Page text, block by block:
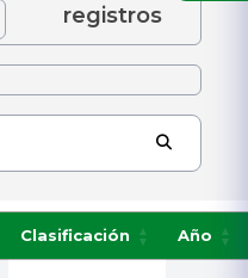
registros
Clasificación Año